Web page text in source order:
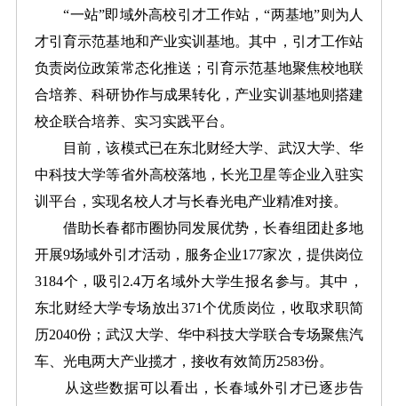
“一站”即域外高校引才工作站，“两基地”则为人
才引育示范基地和产业实训基地。其中，引才工作站
负责岗位政策常态化推送；引育示范基地聚焦校地联
合培养、科研协作与成果转化，产业实训基地则搭建
校企联合培养、实习实践平台。
目前，该模式已在东北财经大学、武汉大学、华
中科技大学等省外高校落地，长光卫星等企业入驻实
训平台，实现名校人才与长春光电产业精准对接。
借助长春都市圈协同发展优势，长春组团赴多地
开展9场域外引才活动，服务企业177家次，提供岗位
3184个，吸引2.4万名域外大学生报名参与。其中，
东北财经大学专场放出371个优质岗位，收取求职简
历2040份；武汉大学、华中科技大学联合专场聚焦汽
车、光电两大产业揽才，接收有效简历2583份。
从这些数据可以看出，长春域外引才已逐步告